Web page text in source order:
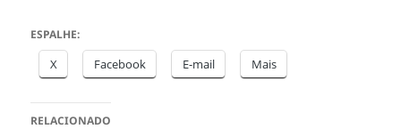
ESPALHE:
X Facebook E-mail Mais
RELACIONADO